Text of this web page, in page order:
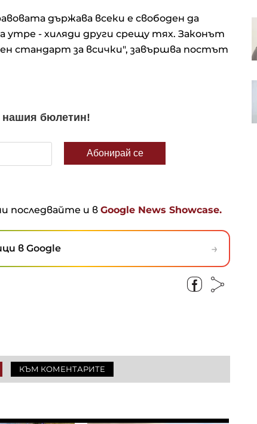
държава всеки е свободен да
утре - хиляди други срещу тях. Законът
стандарт за всички", завършва постът
последвайте и в Google News Showcase.
в Google →
КЪМ КОМЕНТАРИТЕ
SOFIX отстъпи минимално,
индексът на малките компании
beamX нарасна с 2,6%